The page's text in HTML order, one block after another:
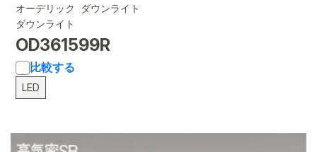
オーデリック ダウンライト
ダウンライト
OD361599R
比較する
LED